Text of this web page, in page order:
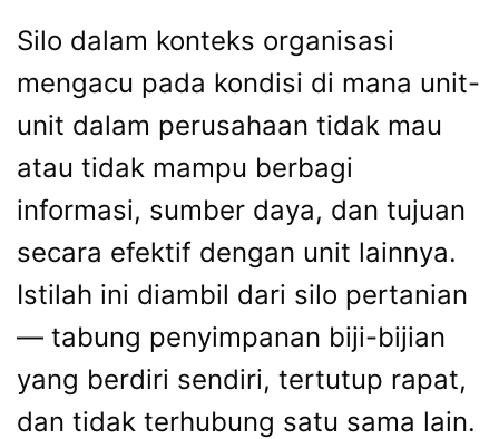
Silo dalam konteks organisasi
mengacu pada kondisi di mana unit-
unit dalam perusahaan tidak mau
atau tidak mampu berbagi
informasi, sumber daya, dan tujuan
secara efektif dengan unit lainnya.
Istilah ini diambil dari silo pertanian
— tabung penyimpanan biji-bijian
yang berdiri sendiri, tertutup rapat,
dan tidak terhubung satu sama lain.